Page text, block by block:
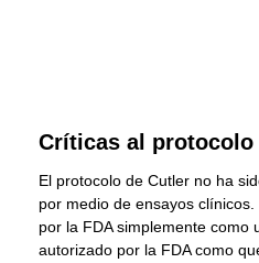
Críticas al protocolo
El protocolo de Cutler no ha
por medio de ensayos
por la FDA simplemente como
autorizado por la FDA como